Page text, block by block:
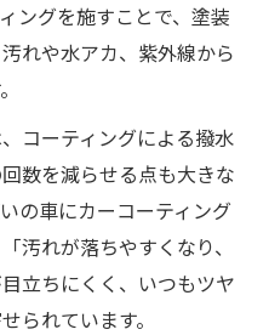
ングを施すことで、塗装
れや水アカ、紫外線から
コーティングによる撥水
数を減らせる点も大きな
の車にカーコーティング
汚れが落ちやすくなり、
立ちにくく、いつもツヤ
られています。